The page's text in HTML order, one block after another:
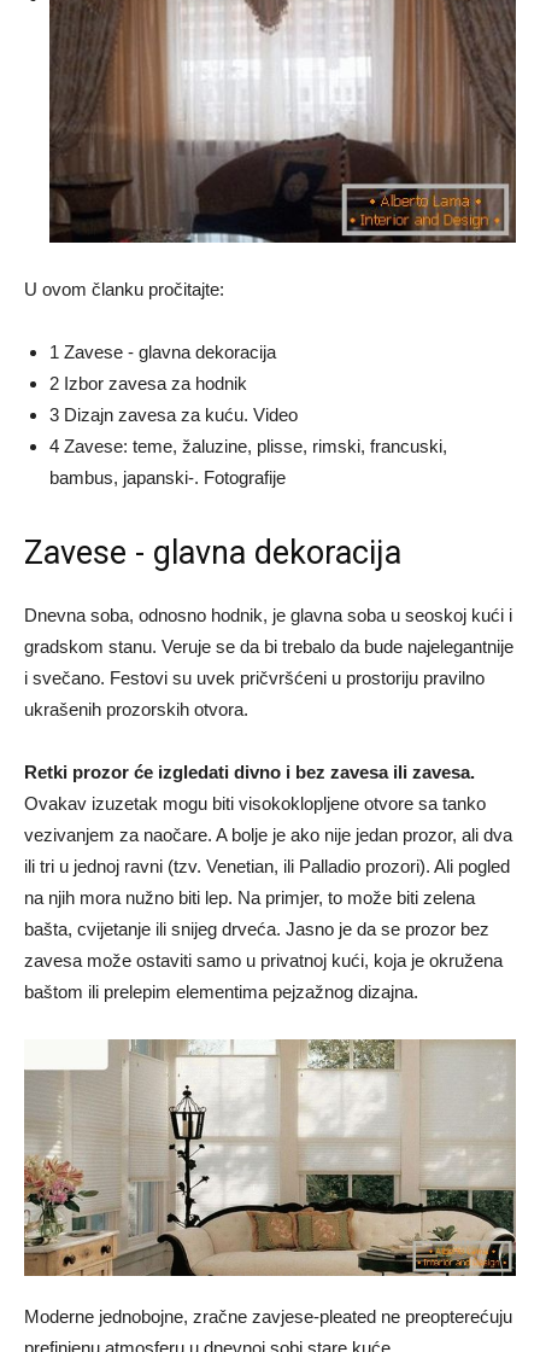
U ovom članku pročitajte:
1 Zavese - glavna dekoracija
2 Izbor zavesa za hodnik
3 Dizajn zavesa za kuću. Video
4 Zavese: teme, žaluzine, plisse, rimski, francuski,
bambus, japanski-. Fotografije
Zavese - glavna dekoracija
Dnevna soba, odnosno hodnik, je glavna soba u seoskoj kući i
gradskom stanu. Veruje se da bi trebalo da bude najelegantnije
i svečano. Festovi su uvek pričvršćeni u prostoriju pravilno
ukrašenih prozorskih otvora.
Retki prozor će izgledati divno i bez zavesa ili zavesa.
Ovakav izuzetak mogu biti visokoklopljene otvore sa tanko
vezivanjem za naočare. A bolje je ako nije jedan prozor, ali dva
ili tri u jednoj ravni (tzv. Venetian, ili Palladio prozori). Ali pogled
na njih mora nužno biti lep. Na primjer, to može biti zelena
bašta, cvijetanje ili snijeg drveća. Jasno je da se prozor bez
zavesa može ostaviti samo u privatnoj kući, koja je okružena
baštom ili prelepim elementima pejzažnog dizajna.
Moderne jednobojne, zračne zavjese-pleated ne preopterećuju
prefinjenu atmosferu u dnevnoj sobi stare kuće.